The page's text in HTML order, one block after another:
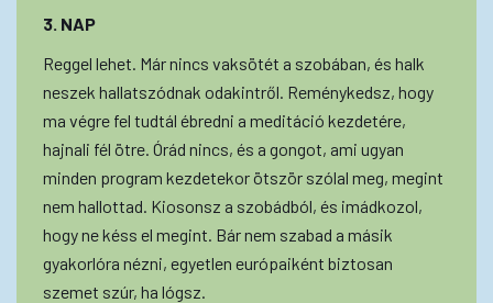
3. NAP
Reggel lehet. Már nincs vaksötét a szobában, és halk
neszek hallatszódnak odakintről. Reménykedsz, hogy
ma végre fel tudtál ébredni a meditáció kezdetére,
hajnali fél ötre. Órád nincs, és a gongot, ami ugyan
minden program kezdetekor ötször szólal meg, megint
nem hallottad. Kiosonsz a szobádból, és imádkozol,
hogy ne késs el megint. Bár nem szabad a másik
gyakorlóra nézni, egyetlen európaiként biztosan
szemet szúr, ha lógsz.